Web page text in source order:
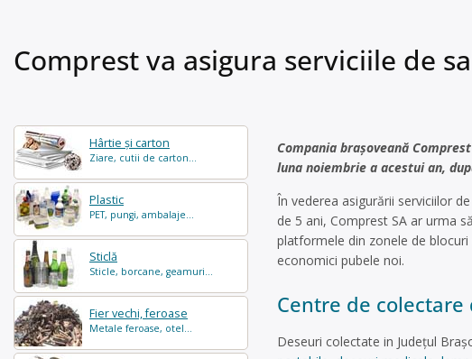
Comprest va asigura serviciile de
Hârtie și carton
Ziare, cutii de carton...
Plastic
PET, pungi, ambalaje...
Sticlă
Sticle, borcane, geamuri...
Fier vechi, feroase
Metale feroase, otel...
Compania brașoveană
luna noiembrie a acestui an,
În vederea asigurării serviciilor
de 5 ani, Comprest SA ar urma
platformele din zonele de
economici pubele noi.
Centre de
Deseuri colectate in Județul